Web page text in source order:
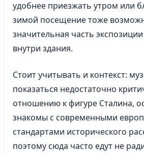
удобнее приезжать утром или
зимой посещение тоже
значительная часть
внутри здания.
Стоит учитывать и контекст:
показаться недостаточно
отношению к фигуре Сталина,
знакомы с современными
стандартами исторического
поэтому сюда часто едут не